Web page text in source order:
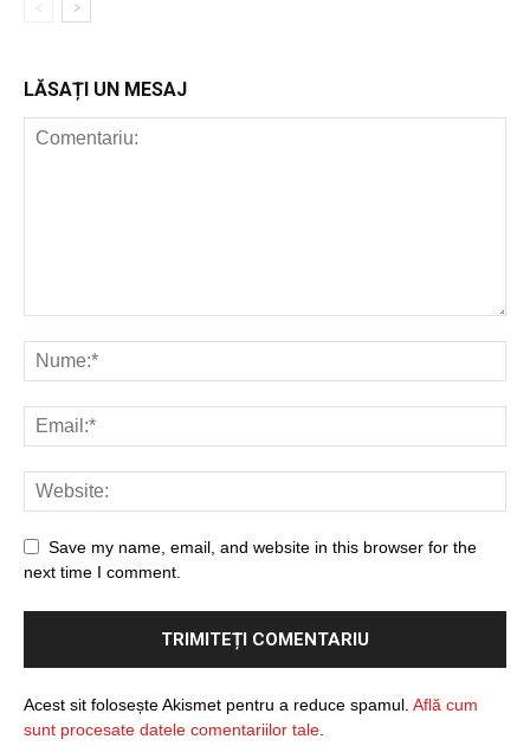
LĂSAȚI UN MESAJ
Save my name, email, and website in this browser for the
next time I comment.
Acest sit folosește Akismet pentru a reduce spamul. Află cum
sunt procesate datele comentariilor tale